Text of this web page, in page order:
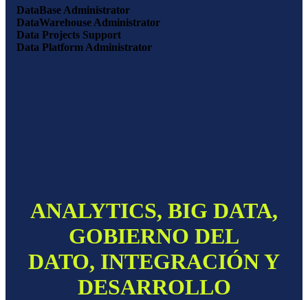
DataBase Administrator
DataWarehouse Administrator
Data Projects Support
Data Platform Administrator
ANALYTICS, BIG DATA,
GOBIERNO DEL
DATO, INTEGRACIÓN Y
DESARROLLO